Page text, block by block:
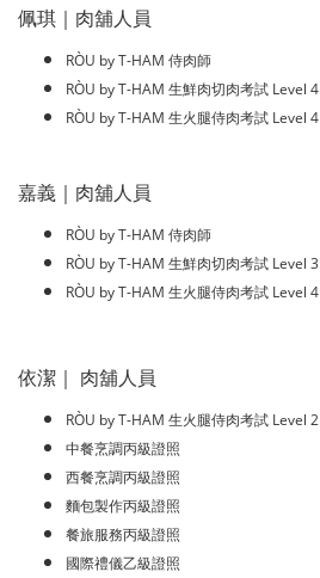
佩琪｜肉舖人員
RÒU by T-HAM 侍肉師
RÒU by T-HAM 生鮮肉切肉考試 Level 4
RÒU by T-HAM 生火腿侍肉考試 Level 4
嘉義｜肉舖人員
RÒU by T-HAM 侍肉師
RÒU by T-HAM 生鮮肉切肉考試 Level 3
RÒU by T-HAM 生火腿侍肉考試 Level 4
依潔｜ 肉舖人員
RÒU by T-HAM 生火腿侍肉考試 Level 2
中餐烹調丙級證照
西餐烹調丙級證照
麵包製作丙級證照
餐旅服務丙級證照
國際禮儀乙級證照